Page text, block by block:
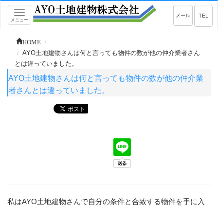
Toggle
navigation
メニュー
TEL
メール
HOME
AYO土地建物さんは何と言っても物件の数が他の仲介業者さん
とは違っていました。
AYO土地建物さんは何と言っても物件の数が他の仲介業
者さんとは違っていました。
私はAYO土地建物さんで自分の条件と合致する物件を手に入